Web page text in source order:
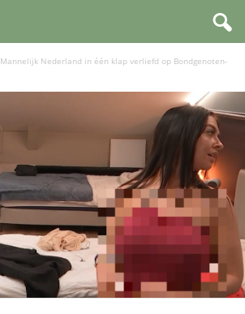
Mannelijk Nederland in één klap verliefd op Bondgenoten-